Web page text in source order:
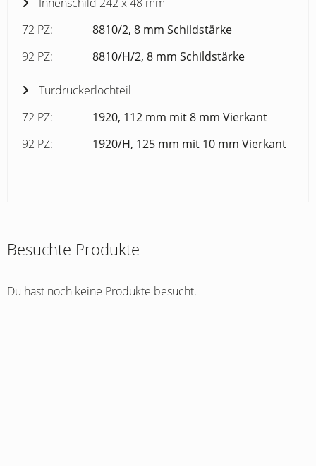
72 PZ:
8810/2, 8 mm Schildstärke
92 PZ:
8810/H/2, 8 mm Schildstärke
Türdrückerlochteil
72 PZ:
1920, 112 mm mit 8 mm Vierkant
92 PZ:
1920/H, 125 mm mit 10 mm Vierkant
Besuchte Produkte
Du hast noch keine Produkte besucht.